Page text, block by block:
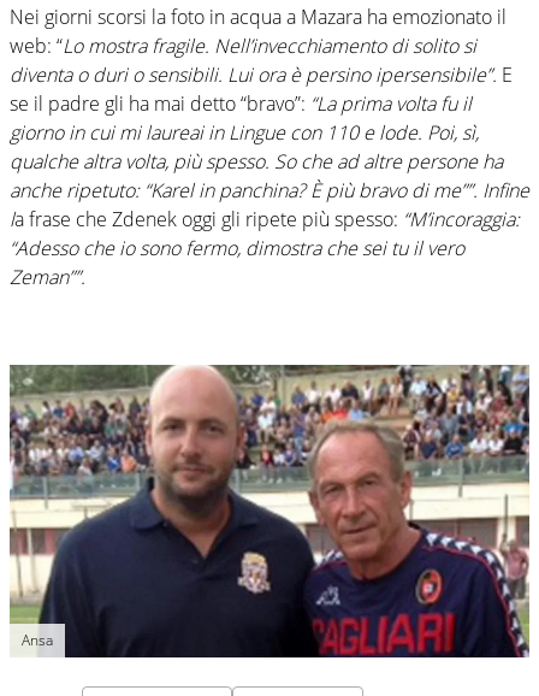
Nei giorni scorsi la foto in acqua a Mazara ha emozionato il
web: “Lo mostra fragile. Nell’invecchiamento di solito si
diventa o duri o sensibili. Lui ora è persino ipersensibile”. E
se il padre gli ha mai detto “bravo”: “La prima volta fu il
giorno in cui mi laureai in Lingue con 110 e lode. Poi, sì,
qualche altra volta, più spesso. So che ad altre persone ha
anche ripetuto: “Karel in panchina? È più bravo di me””. Infine
la frase che Zdenek oggi gli ripete più spesso: “M’incoraggia:
“Adesso che io sono fermo, dimostra che sei tu il vero
Zeman””.
Ansa